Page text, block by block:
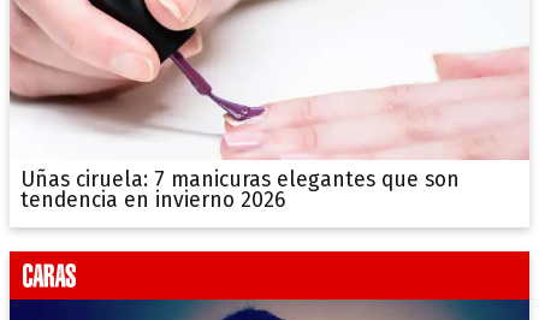
Uñas ciruela: 7 manicuras elegantes que son
tendencia en invierno 2026